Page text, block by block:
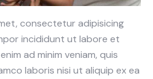
consectetur adipisicing
incididunt ut labore et
ad minim veniam, quis
laboris nisi ut aliquip ex ea